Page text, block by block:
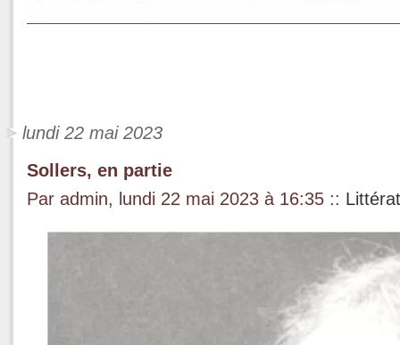
lundi 22 mai 2023
Sollers, en partie
Par admin, lundi 22 mai 2023 à 16:35 ::